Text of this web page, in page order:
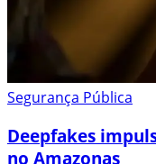
Segurança Pública
Deepfakes
no Amazonas